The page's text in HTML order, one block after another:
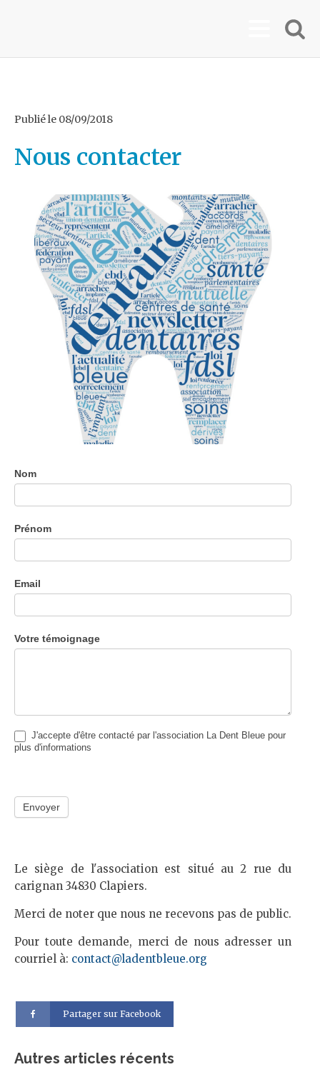
Publié le 08/09/2018
Nous contacter
Témoignage
Nom
Prénom
Email
Votre témoignage
J'accepte d'être contacté par l'association La Dent Bleue pour
plus d'informations
Envoyer
Le siège de l'association est situé au 2 rue du
carignan 34830 Clapiers.
Merci de noter que nous ne recevons pas de public.
Pour toute demande, merci de nous adresser un
courriel à: contact@ladentbleue.org
Partager sur Facebook
Autres articles récents